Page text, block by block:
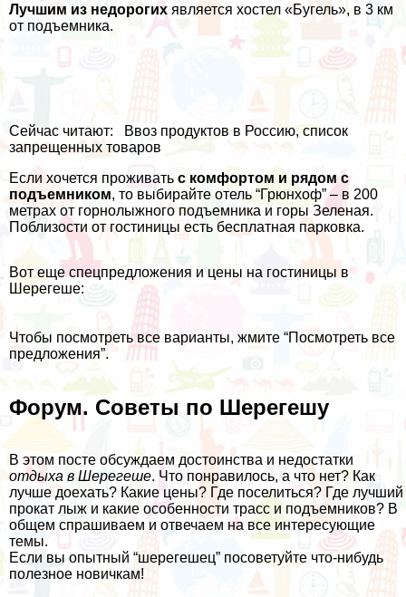
Лучшим из недорогих является хостел «Бугель», в 3 км
от подъемника.
Сейчас читают:
Ввоз продуктов в Россию, список
запрещенных товаров
Если хочется проживать с комфортом и рядом с
подъемником, то выбирайте отель “Грюнхоф”– в 200
метрах от горнолыжного подъемника и горы Зеленая.
Поблизости от гостиницы есть бесплатная парковка.
Вот еще спецпредложения и цены на гостиницы в
Шерегеше:
Чтобы посмотреть все варианты, жмите “Посмотреть все
предложения”.
Форум. Советы по Шерегешу
В этом посте обсуждаем достоинства и недостатки
отдыха в Шерегеше. Что понравилось, а что нет? Как
лучше доехать? Какие цены? Где поселиться? Где лучший
прокат лыж и какие особенности трасс и подъемников? В
общем спрашиваем и отвечаем на все интересующие
темы.
Если вы опытный “шерегешец” посоветуйте что-нибудь
полезное новичкам!